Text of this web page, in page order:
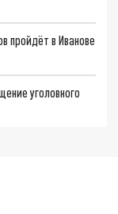
пройдёт в Иванове
уголовного